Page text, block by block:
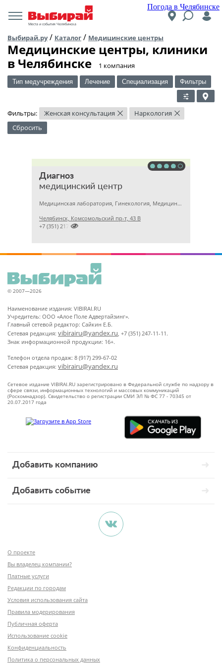
Погода в Челябинске
Места и события Челябинска
Выбирай.ру/ Каталог / Медицинские центры
Медицинские центры, клиники
в Челябинске
​1 компания
Тип медучреждения Лечение Специализация Фильтры
Фильтры: Женская консультация × Наркология ×
Сбросить
Диагноз
медицинский центр
Медицинская лаборатория, Гинекология, Медицинский центр
Челябинск, Комсомольский пр-т, 43 В

+7 (351) 2172020
© 2007—2026
Наименование издания: VIBIRAI.RU
Учредитель: ООО «Алое Поле Адвертайзинг».
Главный сетевой редактор: Сайкин Е.Б.
Сетевая редакция: vibirairu@yandex.ru, +7 (351) 247-11-11.
Знак информационной продукции: 16+.
Телефон отдела продаж: 8 (917) 299-67-02
Сетевая редакция: vibirairu@yandex.ru
Сетевое издание VIBIRAI.RU зарегистрировано в Федеральной службе по надзору в
сфере связи, информационных технологий и массовых коммуникаций
(Роскомнадзор). Свидетельство о регистрации СМИ ЭЛ № ФС 77 - 70345 от
20.07.2017 года
Добавить компанию
Добавить событие
О проекте
Вы владелец компании?
Платные услуги
Редакции по городам
Условия использования сайта
Правила модерирования
Публичная оферта
Использование cookie
Конфиденциальность
Политика о персональных данных